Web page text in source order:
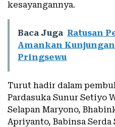
kesayangannya.
Baca Juga Ratusan
Amankan
Pringsewu
Turut hadir dalam
Pardasuka Sunur Setiyo
Selapan Maryono,
Apriyanto, Babinsa